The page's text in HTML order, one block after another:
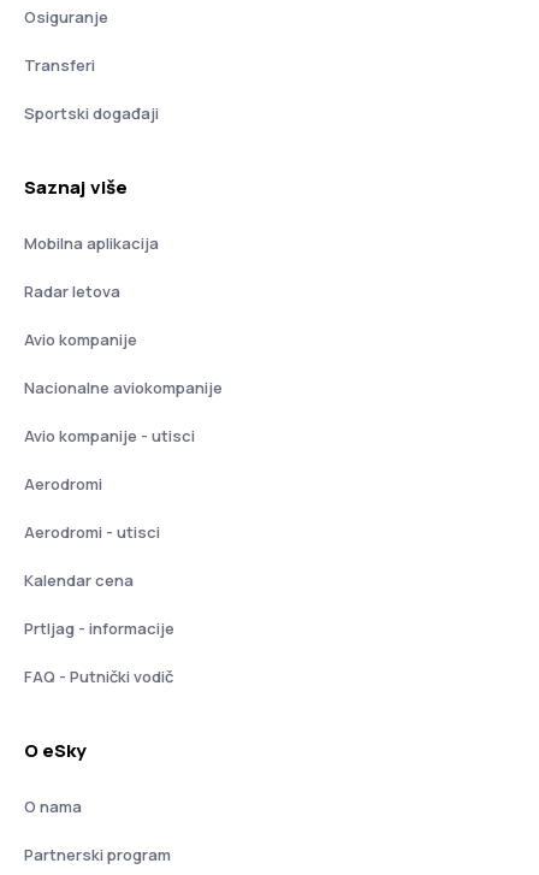
Osiguranje
Transferi
Sportski događaji
Saznaj više
Mobilna aplikacija
Radar letova
Avio kompanije
Nacionalne aviokompanije
Avio kompanije - utisci
Aerodromi
Aerodromi - utisci
Kalendar cena
Prtljag - informacije
FAQ - Putnički vodič
O eSky
O nama
Partnerski program